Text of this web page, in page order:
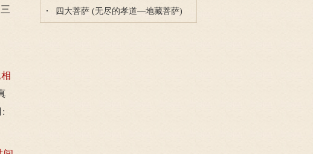
四大菩萨 (无尽的孝道—地藏菩萨)